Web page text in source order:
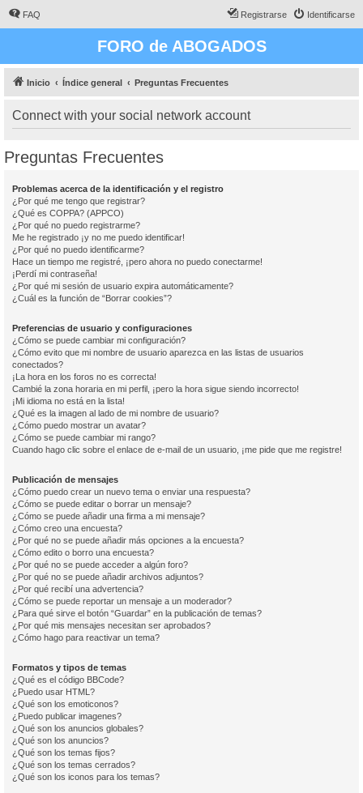
FAQ Identificarse
Registrarse
FORO de ABOGADOS
Inicio Índice general Preguntas Frecuentes
Connect with your social network account
Preguntas Frecuentes
Problemas acerca de la identificación y el registro
¿Por qué me tengo que registrar?
¿Qué es COPPA? (APPCO)
¿Por qué no puedo registrarme?
Me he registrado ¡y no me puedo identificar!
¿Por qué no puedo identificarme?
Hace un tiempo me registré, ¡pero ahora no puedo conectarme!
¡Perdí mi contraseña!
¿Por qué mi sesión de usuario expira automáticamente?
¿Cuál es la función de “Borrar cookies”?
Preferencias de usuario y configuraciones
¿Cómo se puede cambiar mi configuración?
¿Cómo evito que mi nombre de usuario aparezca en las listas de usuarios
conectados?
¡La hora en los foros no es correcta!
Cambié la zona horaria en mi perfil, ¡pero la hora sigue siendo incorrecto!
¡Mi idioma no está en la lista!
¿Qué es la imagen al lado de mi nombre de usuario?
¿Cómo puedo mostrar un avatar?
¿Cómo se puede cambiar mi rango?
Cuando hago clic sobre el enlace de e-mail de un usuario, ¡me pide que me registre!
Publicación de mensajes
¿Cómo puedo crear un nuevo tema o enviar una respuesta?
¿Cómo se puede editar o borrar un mensaje?
¿Cómo se puede añadir una firma a mi mensaje?
¿Cómo creo una encuesta?
¿Por qué no se puede añadir más opciones a la encuesta?
¿Cómo edito o borro una encuesta?
¿Por qué no se puede acceder a algún foro?
¿Por qué no se puede añadir archivos adjuntos?
¿Por qué recibí una advertencia?
¿Cómo se puede reportar un mensaje a un moderador?
¿Para qué sirve el botón “Guardar” en la publicación de temas?
¿Por qué mis mensajes necesitan ser aprobados?
¿Cómo hago para reactivar un tema?
Formatos y tipos de temas
¿Qué es el código BBCode?
¿Puedo usar HTML?
¿Qué son los emoticonos?
¿Puedo publicar imagenes?
¿Qué son los anuncios globales?
¿Qué son los anuncios?
¿Qué son los temas fijos?
¿Qué son los temas cerrados?
¿Qué son los iconos para los temas?